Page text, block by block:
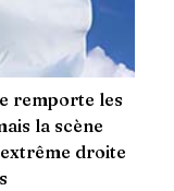
remporte les
la scène
droite